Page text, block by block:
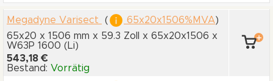
Megadyne Varisect ( 65x20x1506%MVA)
65x20 x 1506 mm x 59.3 Zoll x 65x20x1506 x
W63P 1600 (Li)
543,18 €
Bestand: Vorrätig